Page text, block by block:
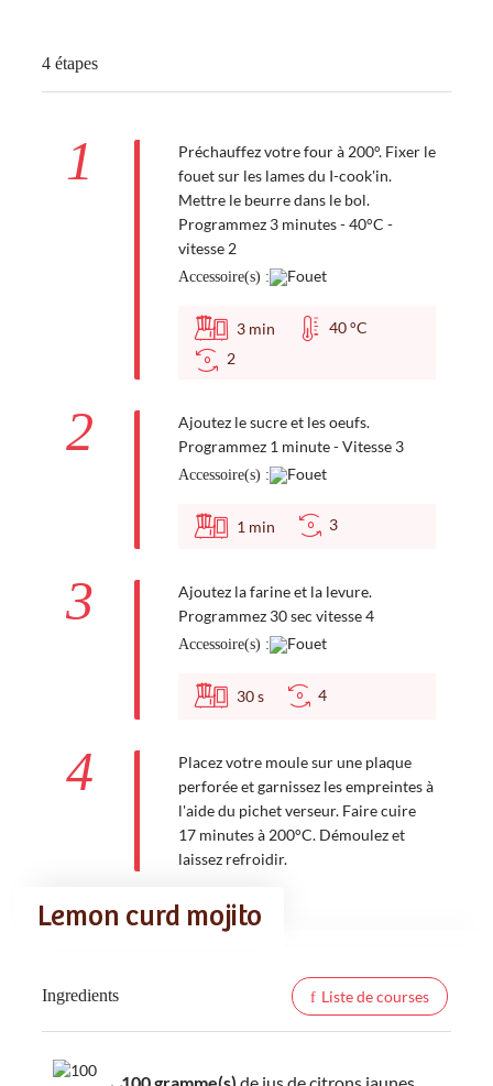
4 étapes
1
Préchauffez votre four à 200°. Fixer le
fouet sur les lames du I-cook'in.
Mettre le beurre dans le bol.
Programmez 3 minutes - 40°C -
vitesse 2
Accessoire(s) :
3 min
40 °C
2
2
Ajoutez le sucre et les oeufs.
Programmez 1 minute - Vitesse 3
Accessoire(s) :
1 min 3
3
Ajoutez la farine et la levure.
Programmez 30 sec vitesse 4
Accessoire(s) :
30s 4
4
Placez votre moule sur une plaque
perforée et garnissez les empreintes à
l'aide du pichet verseur. Faire cuire
17 minutes à 200°C. Démoulez et
laissez refroidir.
Lemon curd mojito
Ingredients Liste de courses